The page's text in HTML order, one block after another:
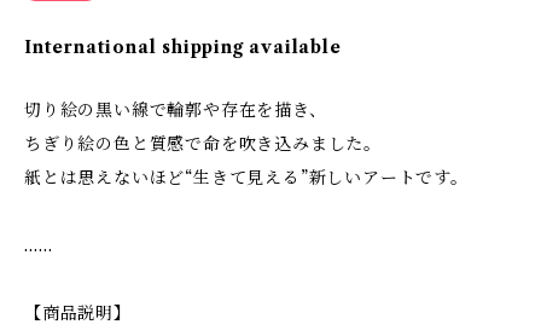
International shipping available
切り絵の黒い線で輪郭や存在を描き、
ちぎり絵の色と質感で命を吹き込みました。
紙とは思えないほど“生きて見える”新しいアートです。
……
【商品説明】